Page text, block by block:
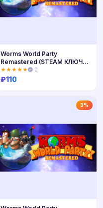
Worms World Party
Remastered (STEAM КЛЮЧ)
РОССИЯ+КЗ+СНГ
★★★★★ 0
₽110
3%